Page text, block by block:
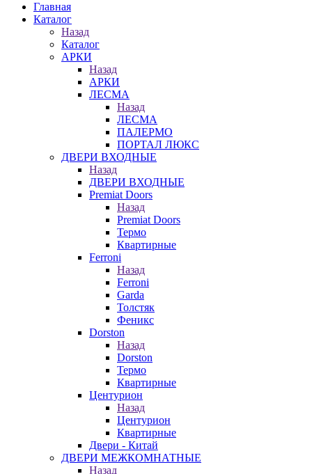
Главная
Каталог
Назад
Каталог
АРКИ
Назад
АРКИ
ЛЕСМА
Назад
ЛЕСМА
ПАЛЕРМО
ПОРТАЛ ЛЮКС
ДВЕРИ ВХОДНЫЕ
Назад
ДВЕРИ ВХОДНЫЕ
Premiat Doors
Назад
Premiat Doors
Термо
Квартирные
Ferroni
Назад
Ferroni
Garda
Толстяк
Феникс
Dorston
Назад
Dorston
Термо
Квартирные
Центурион
Назад
Центурион
Квартирные
Двери - Китай
ДВЕРИ МЕЖКОМНАТНЫЕ
Назад